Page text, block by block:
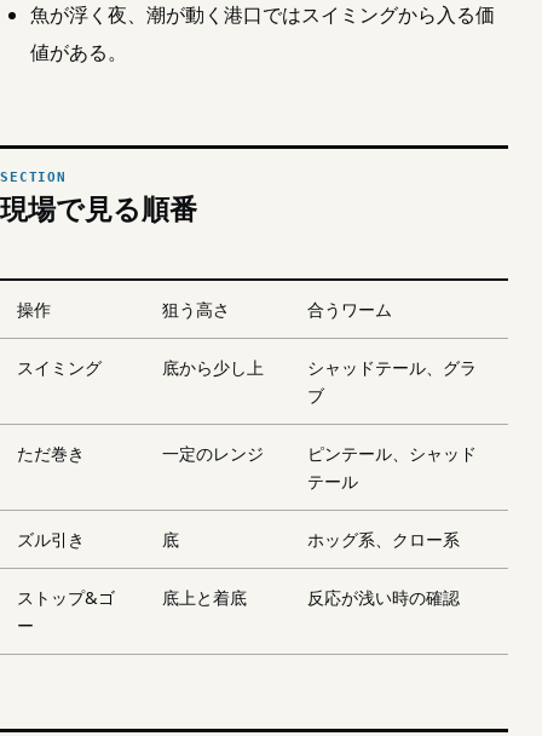
魚が浮く夜、潮が動く港口ではスイミングから入る価
値がある。
現場で見る順番
操作 狙う高さ 合うワーム
スイミング 底から少し上
シャッドテール、グラ
ブ
ただ巻き 一定のレンジ
ピンテール、シャッド
テール
ズル引き 底 ホッグ系、クロー系
ストップ&ゴ
ー
底上と着底 反応が浅い時の確認